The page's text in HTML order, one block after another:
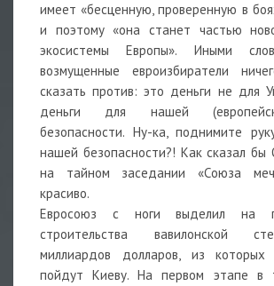
имеет «бесценную, проверенную в
и поэтому «она станет частью
экосистемы Европы». Иными
возмущенные евроизбиратели
сказать против: это деньги не для
деньги для нашей
безопасности. Ну-ка, поднимите
нашей безопасности?! Как сказал бы
на тайном заседании «Союза
красиво.
Евросоюз с ноги выделил на
строительства вавилонской
миллиардов долларов, из
пойдут Киеву. На первом этапе в